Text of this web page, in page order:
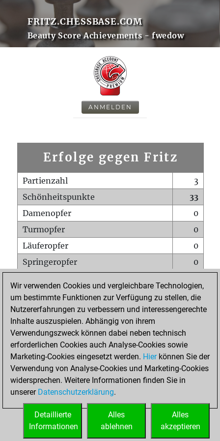
FRITZ.CHESSBASE.COM
Beauty Score Achievements - fwedow
ANMELDEN
Erfolge gegen Fritz
Partienzahl
3
Schönheitspunkte
33
Damenopfer
0
Turmopfer
0
Läuferopfer
0
Springeropfer
0
Matt auf vollem Brett
0
Bauer setzt Matt
0
Erstickte Matts
Unterverwandlungen
Türme auf der siebten
0
STARTSEITE
Wir verwenden Cookies und vergleichbare Technologien,
um bestimmte Funktionen zur Verfügung zu stellen, die
Nutzererfahrungen zu verbessern und interessengerechte
Inhalte auszuspielen. Abhängig von ihrem
Verwendungszweck können dabei neben technisch
erforderlichen Cookies auch Analyse-Cookies sowie
Marketing-Cookies eingesetzt werden. Hierkönnen Sie der
Verwendung von Analyse-Cookies und Marketing-Cookies
widersprechen. Weitere Informationen finden Sie in
unserer Datenschutzerklärung.
Alles
akzeptieren
Alles
ablehnen
Detaillierte
Informationen